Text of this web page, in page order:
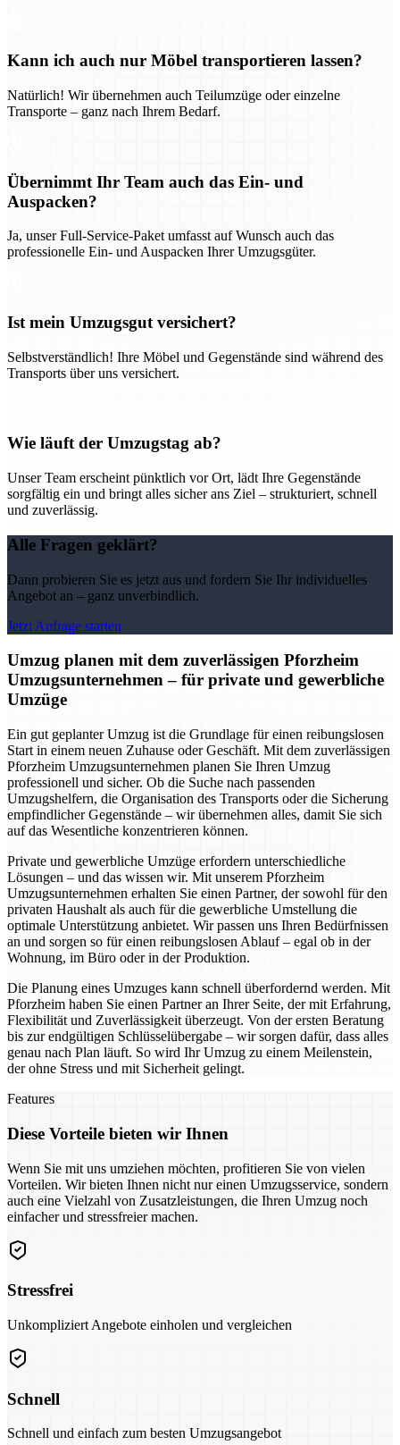
Kann ich auch nur Möbel transportieren lassen?
Natürlich! Wir übernehmen auch Teilumzüge oder einzelne
Transporte – ganz nach Ihrem Bedarf.
Übernimmt Ihr Team auch das Ein- und
Auspacken?
Ja, unser Full-Service-Paket umfasst auf Wunsch auch das
professionelle Ein- und Auspacken Ihrer Umzugsgüter.
Ist mein Umzugsgut versichert?
Selbstverständlich! Ihre Möbel und Gegenstände sind während des
Transports über uns versichert.
Wie läuft der Umzugstag ab?
Unser Team erscheint pünktlich vor Ort, lädt Ihre Gegenstände
sorgfältig ein und bringt alles sicher ans Ziel – strukturiert, schnell
und zuverlässig.
Alle Fragen geklärt?
Dann probieren Sie es jetzt aus und fordern Sie Ihr individuelles
Angebot an – ganz unverbindlich.
Jetzt Anfrage starten
Umzug planen mit dem zuverlässigen Pforzheim
Umzugsunternehmen – für private und gewerbliche
Umzüge
Ein gut geplanter Umzug ist die Grundlage für einen reibungslosen
Start in einem neuen Zuhause oder Geschäft. Mit dem zuverlässigen
Pforzheim Umzugsunternehmen planen Sie Ihren Umzug
professionell und sicher. Ob die Suche nach passenden
Umzugshelfern, die Organisation des Transports oder die Sicherung
empfindlicher Gegenstände – wir übernehmen alles, damit Sie sich
auf das Wesentliche konzentrieren können.
Private und gewerbliche Umzüge erfordern unterschiedliche
Lösungen – und das wissen wir. Mit unserem Pforzheim
Umzugsunternehmen erhalten Sie einen Partner, der sowohl für den
privaten Haushalt als auch für die gewerbliche Umstellung die
optimale Unterstützung anbietet. Wir passen uns Ihren Bedürfnissen
an und sorgen so für einen reibungslosen Ablauf – egal ob in der
Wohnung, im Büro oder in der Produktion.
Die Planung eines Umzuges kann schnell überfordernd werden. Mit
Pforzheim haben Sie einen Partner an Ihrer Seite, der mit Erfahrung,
Flexibilität und Zuverlässigkeit überzeugt. Von der ersten Beratung
bis zur endgültigen Schlüsselübergabe – wir sorgen dafür, dass alles
genau nach Plan läuft. So wird Ihr Umzug zu einem Meilenstein,
der ohne Stress und mit Sicherheit gelingt.
Features
Diese Vorteile bieten wir Ihnen
Wenn Sie mit uns umziehen möchten, profitieren Sie von vielen
Vorteilen. Wir bieten Ihnen nicht nur einen Umzugsservice, sondern
auch eine Vielzahl von Zusatzleistungen, die Ihren Umzug noch
einfacher und stressfreier machen.
Stressfrei
Unkompliziert Angebote einholen und vergleichen
Schnell
Schnell und einfach zum besten Umzugsangebot